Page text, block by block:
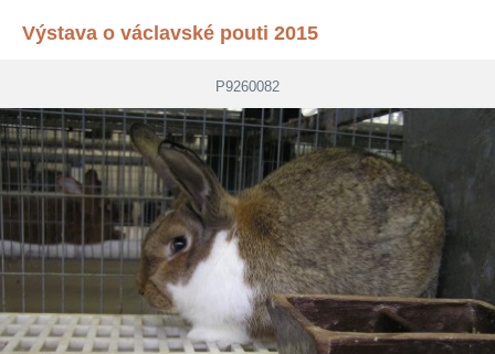
Výstava o václavské pouti 2015
P9260082